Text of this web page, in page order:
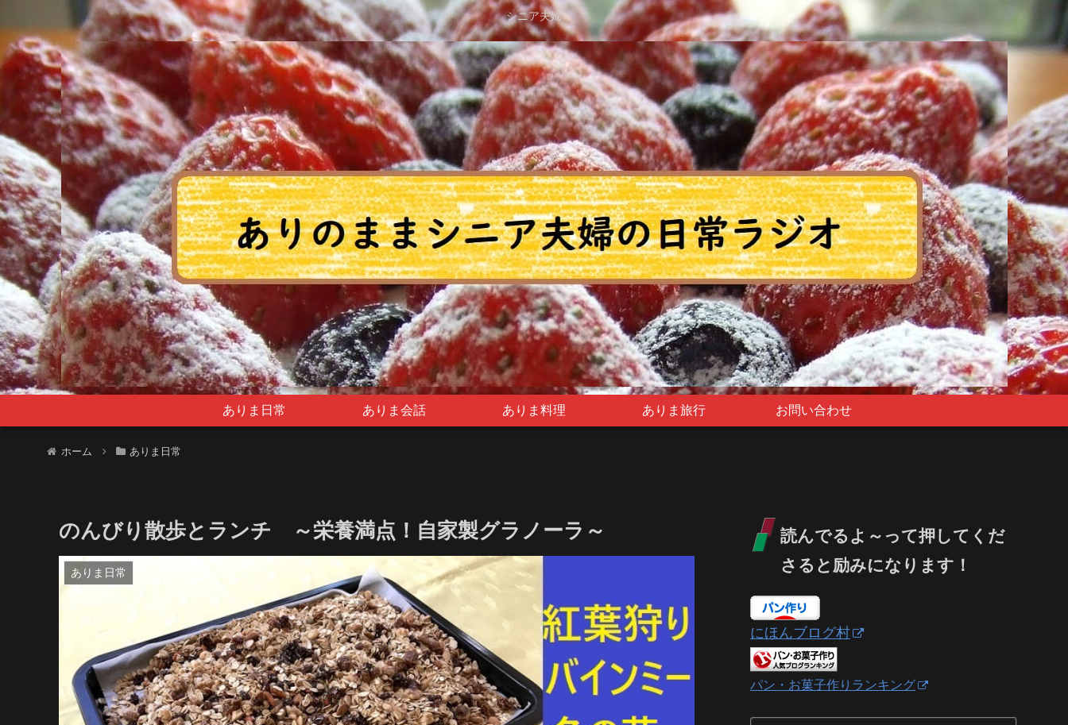
シニア夫婦
ありま日常 ありま会話 ありま料理 ありま旅行 お問い合わせ
ホーム ありま日常
のんびり散歩とランチ ～栄養満点！自家製グラノーラ～
ありま日常
読んでるよ～って押してくだ
さると励みになります！
にほんブログ村
パン・お菓子作りランキング